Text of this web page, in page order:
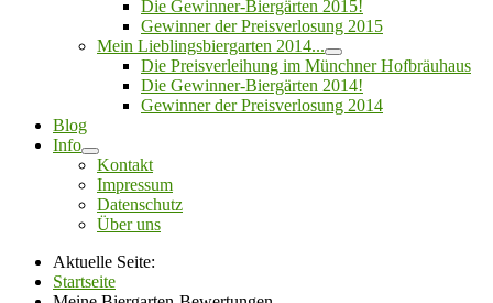
Die Gewinner-Biergärten 2015!
Gewinner der Preisverlosung 2015
Mein Lieblingsbiergarten 2014...
Die Preisverleihung im Münchner Hofbräuhaus
Die Gewinner-Biergärten 2014!
Gewinner der Preisverlosung 2014
Blog
Info
Kontakt
Impressum
Datenschutz
Über uns
Aktuelle Seite:
Startseite